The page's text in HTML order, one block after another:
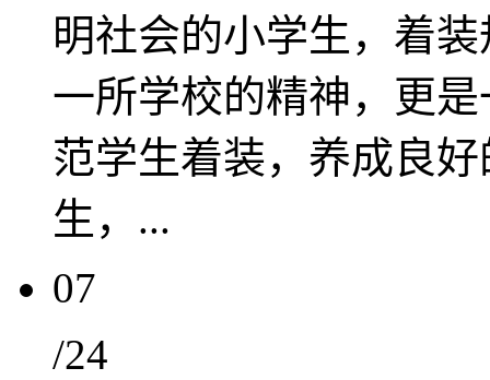
明社会的小学生，着
一所学校的精神，更
范学生着装，养成良
生，...
07
/24